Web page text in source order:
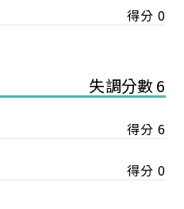
得分 0
失調分數 6
得分 6
得分 0